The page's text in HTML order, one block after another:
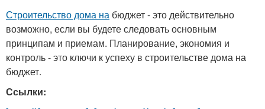
Строительство дома на бюджет - это действительно
возможно, если вы будете следовать основным
принципам и приемам. Планирование, экономия и
контроль - это ключи к успеху в строительстве дома на
бюджет.
Ссылки: